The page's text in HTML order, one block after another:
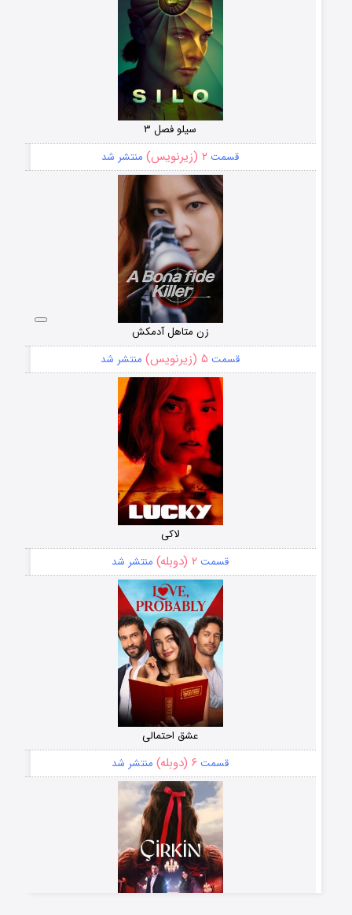
سیلو فصل ۳
قسمت ۲ (زیرنویس) منتشر شد
زن متاهل آدمکش
قسمت ۵ (زیرنویس) منتشر شد
لاکی
قسمت ۲ (دوبله) منتشر شد
عشق احتمالی
قسمت ۶ (دوبله) منتشر شد